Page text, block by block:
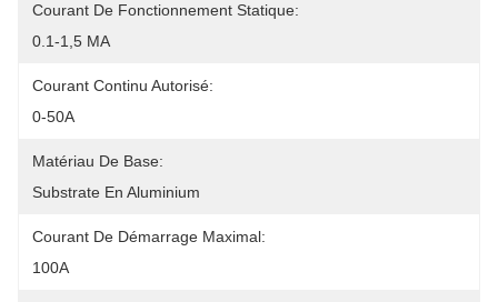
Courant De Fonctionnement Statique:
0.1-1,5 MA
Courant Continu Autorisé:
0-50A
Matériau De Base:
Substrate En Aluminium
Courant De Démarrage Maximal:
100A